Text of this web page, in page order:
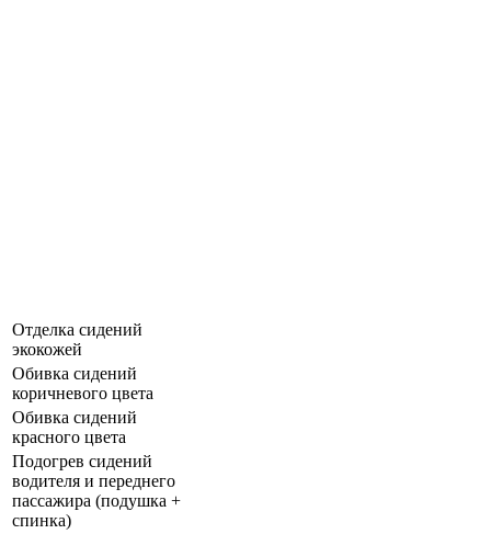
Отделка сидений
экокожей
Обивка сидений
коричневого цвета
Обивка сидений
красного цвета
Подогрев сидений
водителя и переднего
пассажира (подушка +
спинка)